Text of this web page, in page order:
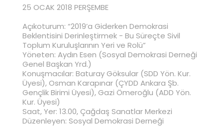
25 OCAK 2018 PERŞEMBE
Açıkoturum: “2019’a Giderken Demokrasi
Beklentisini Derinleştirmek - Bu Süreçte Sivil
Toplum Kuruluşlarının Yeri ve Rolü”
Yöneten: Aydın Esen (Sosyal Demokrasi Derneği
Genel Başkan Yrd.)
Konuşmacılar: Baturay Göksular (SDD Yön. Kur.
Üyesi), Osman Karapınar (ÇYDD Ankara Şb.
Gençlik Birimi Üyesi), Gazi Ömeroğlu (ADD Yön.
Kur. Üyesi)
Saat, Yer: 13.00, Çağdaş Sanatlar Merkezi
Düzenleyen: Sosyal Demokrasi Derneği